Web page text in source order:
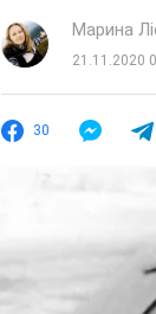
Марина
21.11.2020
30